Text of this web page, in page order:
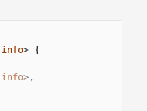
info> {
info>,